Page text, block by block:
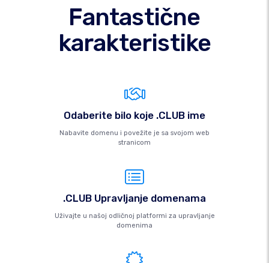
Fantastične
karakteristike
Odaberite bilo koje .CLUB ime
Nabavite domenu i povežite je sa svojom web
stranicom
.CLUB Upravljanje domenama
Uživajte u našoj odličnoj platformi za upravljanje
domenima